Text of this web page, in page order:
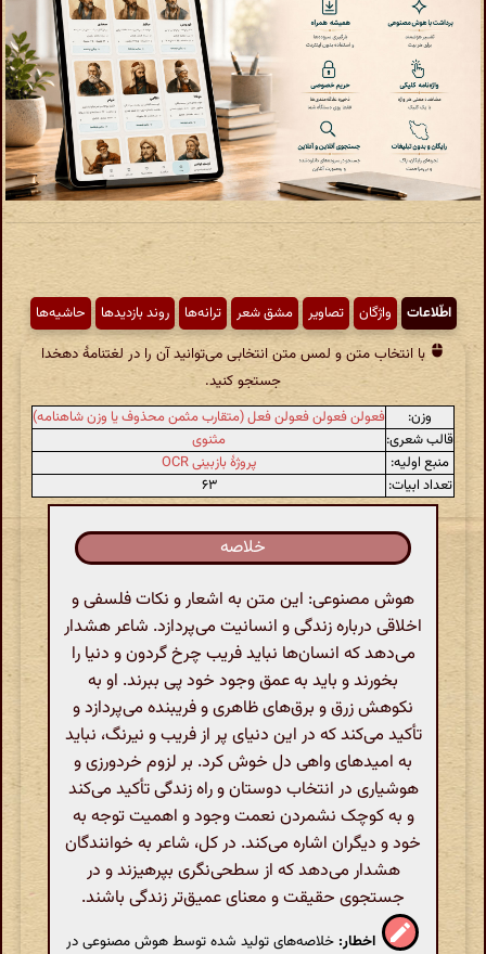
اطّلاعات واژگان تصاویر مشق شعر ترانه‌ها روند بازدیدها حاشیه‌ها
با انتخاب متن و لمس متن انتخابی می‌توانید آن را در لغتنامهٔ دهخدا
جستجو کنید.
وزن:
فعولن فعولن فعولن فعل (متقارب مثمن محذوف یا وزن شاهنامه)
قالب شعری:
مثنوی
منبع اولیه:
پروژهٔ بازبینی OCR
تعداد ابیات:
۶۳
خلاصه
هوش مصنوعی: این متن به اشعار و نکات فلسفی و
اخلاقی درباره زندگی و انسانیت می‌پردازد. شاعر هشدار
می‌دهد که انسان‌ها نباید فریب چرخ گردون و دنیا را
بخورند و باید به عمق وجود خود پی ببرند. او به
نکوهش زرق و برق‌های ظاهری و فریبنده می‌پردازد و
تأکید می‌کند که در این دنیای پر از فریب و نیرنگ، نباید
به امیدهای واهی دل خوش کرد. بر لزوم خردورزی و
هوشیاری در انتخاب دوستان و راه زندگی تأکید می‌کند
و به کوچک نشمردن نعمت وجود و اهمیت توجه به
خود و دیگران اشاره می‌کند. در کل، شاعر به خوانندگان
هشدار می‌دهد که از سطحی‌نگری بپرهیزند و در
جستجوی حقیقت و معنای عمیق‌تر زندگی باشند.
اخطار: خلاصه‌های تولید شده توسط هوش مصنوعی در